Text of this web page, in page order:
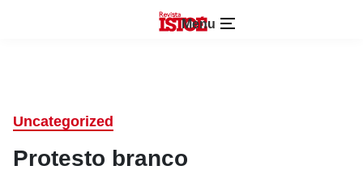
Menu
Uncategorized
Protesto branco